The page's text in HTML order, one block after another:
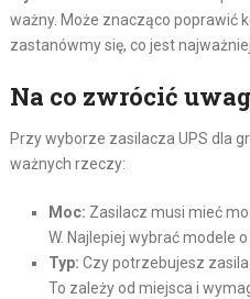
ważny. Może znacząco poprawić
zastanówmy się, co jest
Na co zwrócić
Przy wyborze zasilacza UPS dla
ważnych rzeczy:
Moc: Zasilacz musi mieć
W. Najlepiej wybrać modele
Typ: Czy potrzebujesz
To zależy od miejsca i